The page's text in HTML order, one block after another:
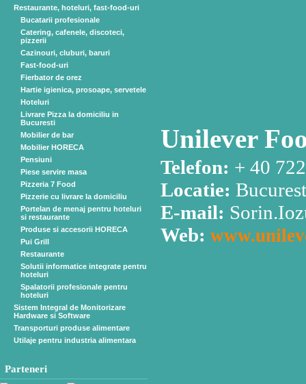
Restaurante, hoteluri, fast-food-uri
Bucatarii profesionale
Catering, cafenele, discoteci,
pizzerii
Cazinouri, cluburi, baruri
Fast-food-uri
Fierbator de orez
Hartie igienica, prosoape, servetele
Hoteluri
Livrare Pizza la domiciliu in
Bucuresti
Mobilier de bar
Mobilier HORECA
Pensiuni
Piese servire masa
Pizzeria 7 Food
Pizzerie cu livrare la domiciliu
Portelan de menaj pentru hoteluri
si restaurante
Produse si accesorii HORECA
Pui Grill
Restaurante
Solutii informatice integrate pentru
hoteluri
Spalatorii profesionale pentru
hoteluri
Sistem Integral de Monitorizare
Hardware si Software
Transporturi produse alimentare
Utilaje pentru industria alimentara
Parteneri
Unilever
Telefon: + 40
Locatie:
E-mail:
Web: